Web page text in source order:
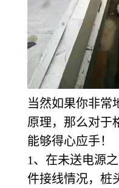
当然如果你非常
原理，那么对于
能够得心应手！
1、在未送电源
件接线情况，桩